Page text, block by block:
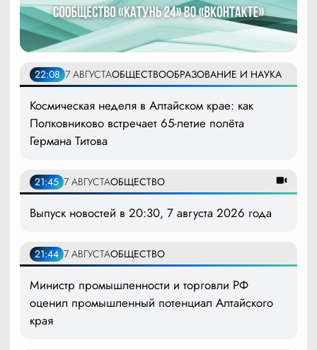
22:08 7 АВГУСТАОБЩЕСТВООБРАЗОВАНИЕ И НАУКА
Космическая неделя в Алтайском крае: как
Полковниково встречает 65-летие полёта
Германа Титова
21:45 7 АВГУСТАОБЩЕСТВО
Выпуск новостей в 20:30, 7 августа 2026 года
21:44 7 АВГУСТАОБЩЕСТВО
Министр промышленности и торговли РФ
оценил промышленный потенциал Алтайского
края